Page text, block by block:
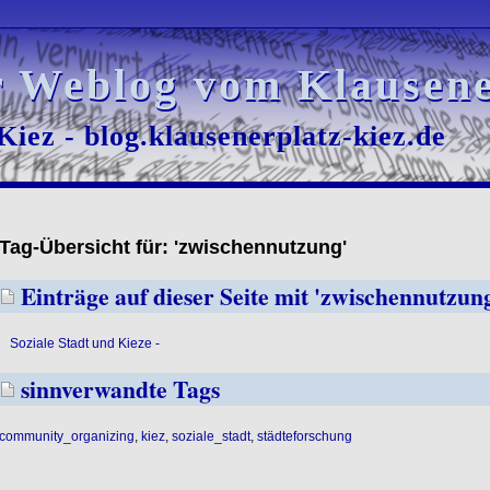
Weblog vom
vom
- blog.klausenerplatz-kiez.de
- blog.klausenerplatz-kiez.de
Übersicht für: 'zwischennutzung'
Einträge auf dieser Seite mit
Soziale Stadt und Kieze -
sinnverwandte Tags
kiez, soziale_stadt, städteforschung